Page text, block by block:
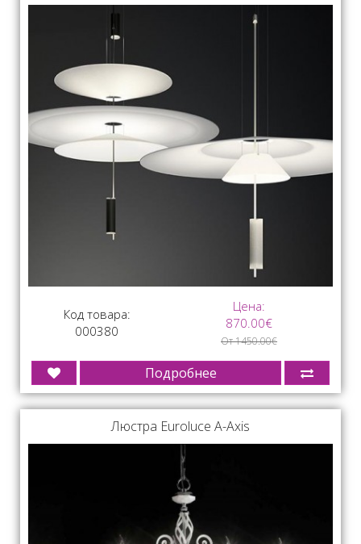
Код товара:
000380
Цена:
870.00€
От 1450.00€
Подробнее
Люстра Euroluce A-Axis